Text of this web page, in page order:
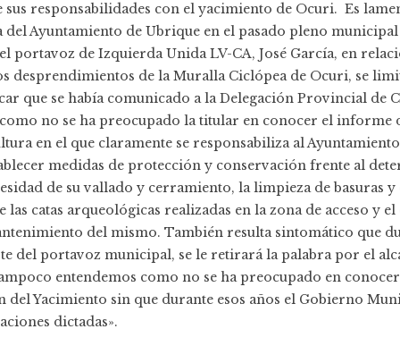
sus responsabilidades con el yacimiento de Ocuri. Es
Ayuntamiento de Ubrique en el pasado pleno municipal
portavoz de Izquierda Unida LV-CA, José García, en
desprendimientos de la Muralla Ciclópea de Ocuri, se
que se había comunicado a la Delegación Provincial de
no se ha preocupado la titular en conocer el informe
en el que claramente se responsabiliza al
medidas de protección y conservación frente al
de su vallado y cerramiento, la limpieza de basuras
las catas arqueológicas realizadas en la zona de acceso y
del mismo. También resulta sintomático que
del portavoz municipal, se le retirará la palabra por el
entendemos como no se ha preocupado en
del Yacimiento sin que durante esos años el Gobierno
dictadas».